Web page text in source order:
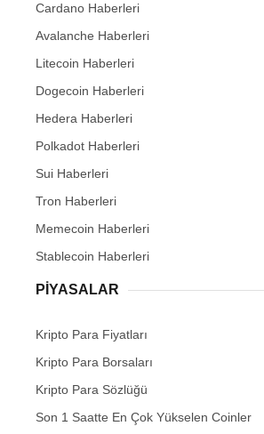
Cardano Haberleri
Avalanche Haberleri
Litecoin Haberleri
Dogecoin Haberleri
Hedera Haberleri
Polkadot Haberleri
Sui Haberleri
Tron Haberleri
Memecoin Haberleri
Stablecoin Haberleri
PIYASALAR
Kripto Para Fiyatları
Kripto Para Borsaları
Kripto Para Sözlüğü
Son 1 Saatte En Çok Yükselen Coinler